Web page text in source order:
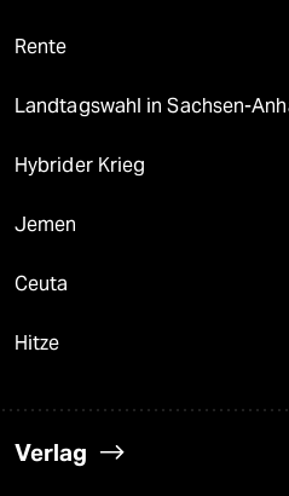
Rente
Landtagswahl in Sachsen-
Hybrider Krieg
Jemen
Ceuta
Hitze
Verlag